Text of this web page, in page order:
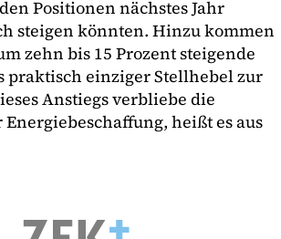
Positionen nächstes Jahr
steigen könnten. Hinzu kommen
zehn bis 15 Prozent steigende
praktisch einziger Stellhebel zur
Anstiegs verbliebe die
heißt es aus